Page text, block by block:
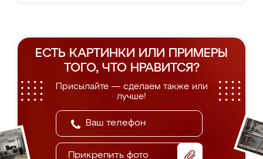
ЕСТЬ КАРТИНКИ ИЛИ ПРИМЕРЫ
ТОГО, ЧТО НРАВИТСЯ?
Присылайте — сделаем также или
лучше!
Прикрепить фото